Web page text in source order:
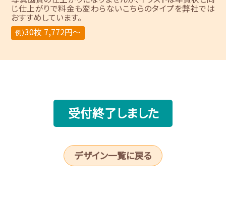
じ仕上がりで料金も変わらないこちらのタイプを弊社では
おすすめしています。
例）30枚 7,772円～
受付終了しました
デザイン一覧に戻る